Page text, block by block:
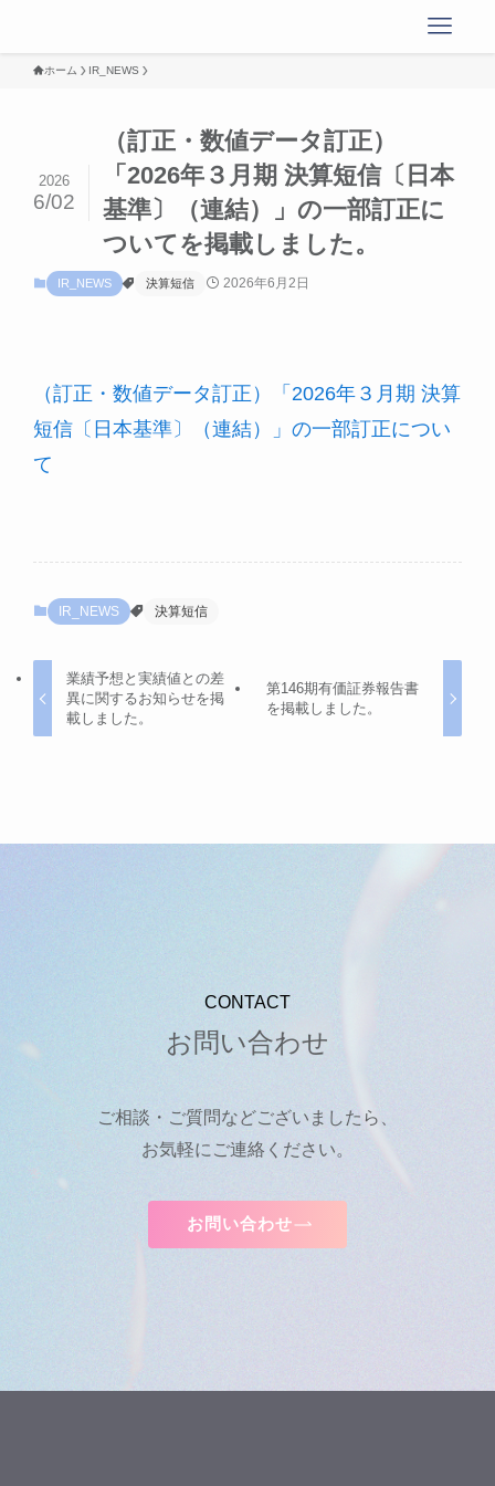
ホーム IR_NEWS
（訂正・数値データ訂正）
「2026年３月期 決算短信〔日本
基準〕（連結）」の一部訂正に
ついてを掲載しました。
2026
6/02
IR_NEWS 決算短信 2026年6月2日
（訂正・数値データ訂正）「2026年３月期 決算
短信〔日本基準〕（連結）」の一部訂正につい
て
IR_NEWS 決算短信
業績予想と実績値との差
異に関するお知らせを掲
載しました。
第146期有価証券報告書
を掲載しました。
CONTACT
お問い合わせ
ご相談・ご質問などございましたら、
お気軽にご連絡ください。
お問い合わせ